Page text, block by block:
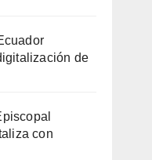
de
con